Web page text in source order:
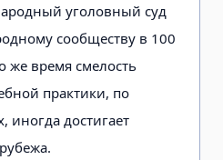
уголовный суд
сообществу в 100
же время смелость
практики, по
иногда достигает